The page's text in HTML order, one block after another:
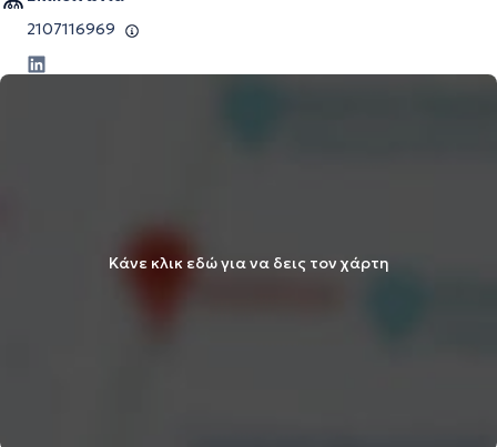
2107116969
Κάνε κλικ εδώ για να δεις τον χάρτη